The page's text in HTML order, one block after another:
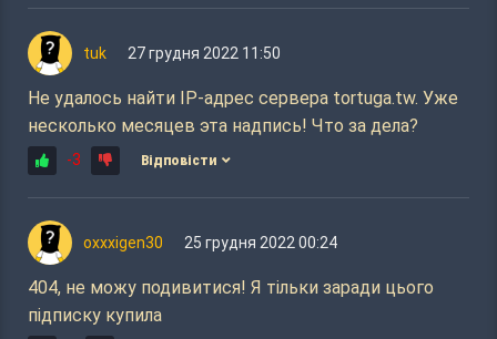
tuk 27 грудня 2022 11:50
Не удалось найти IP-адрес сервера tortuga.tw. Уже
несколько месяцев эта надпись! Что за дела?
-3 Відповісти
oxxxigen30 25 грудня 2022 00:24
404, не можу подивитися! Я тільки заради цього
підписку купила